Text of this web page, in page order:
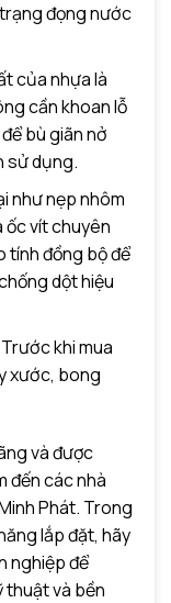
đọng nước
của nhựa là
cần khoan lỗ
bù giãn nở
sử dụng.
như nẹp nhôm
ốc vít chuyên
tính đồng bộ để
dột hiệu
Trước khi mua
xước, bong
và được
đến các nhà
Phát. Trong
lắp đặt, hãy
nghiệp để
thuật và bền